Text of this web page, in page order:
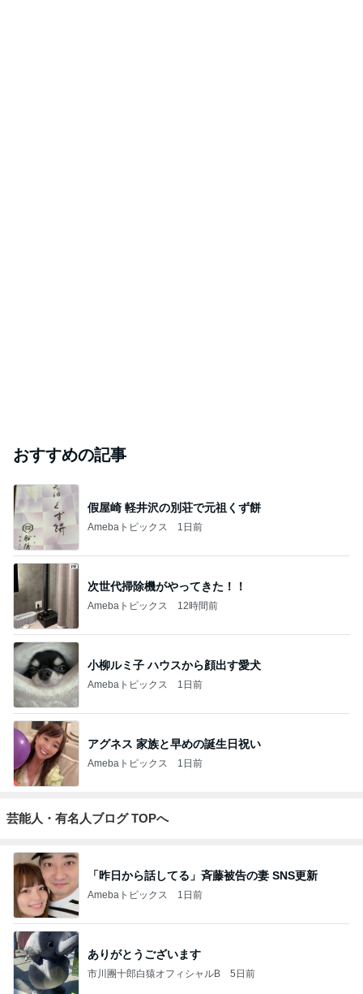
おすすめの記事
假屋崎 軽井沢の別荘で元祖くず餅
Amebaトピックス 1日前
次世代掃除機がやってきた！！
Amebaトピックス 12時間前
小柳ルミ子 ハウスから顔出す愛犬
Amebaトピックス 1日前
アグネス 家族と早めの誕生日祝い
Amebaトピックス 1日前
芸能人・有名人ブログ TOPへ
「昨日から話してる」斉藤被告の妻 SNS更新
Amebaトピックス 1日前
ありがとうございます
市川團十郎白猿オフィシャルB 5日前